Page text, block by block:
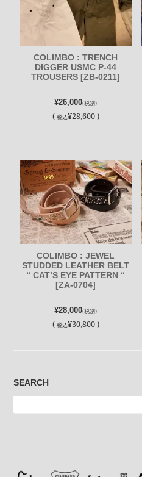
COLIMBO : TRENCH
DIGGER USMC P-44
TROUSERS [ZB-0211]
¥26,000(税別)
( 税込¥28,600 )
COLIMBO : JEWEL
STUDDED LEATHER BELT
“ CAT’S EYE PATTERN “
[ZA-0704]
¥28,000(税別)
( 税込¥30,800 )
SEARCH